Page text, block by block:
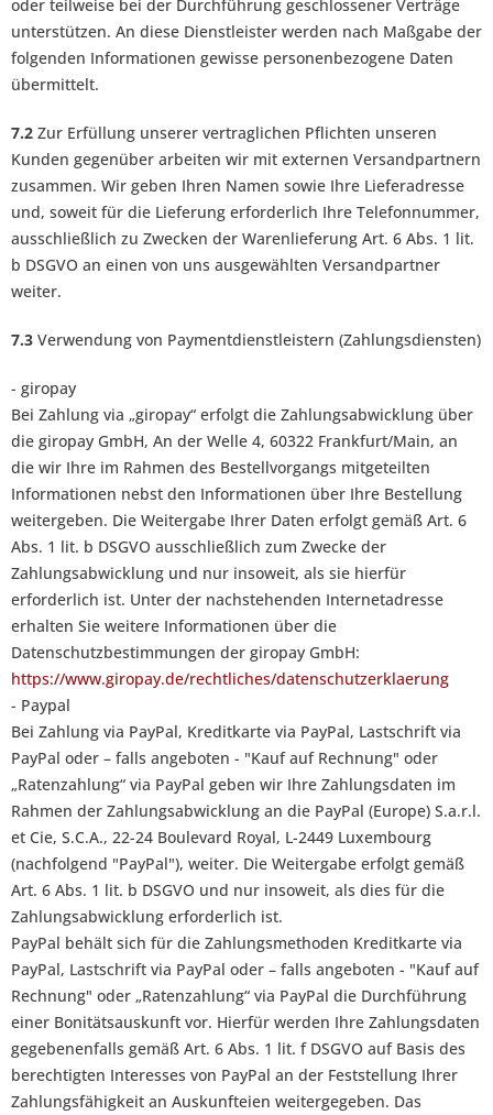
oder teilweise bei der Durchführung geschlossener Verträge
unterstützen. An diese Dienstleister werden nach Maßgabe der
folgenden Informationen gewisse personenbezogene Daten
übermittelt.
7.2 Zur Erfüllung unserer vertraglichen Pflichten unseren
Kunden gegenüber arbeiten wir mit externen Versandpartnern
zusammen. Wir geben Ihren Namen sowie Ihre Lieferadresse
und, soweit für die Lieferung erforderlich Ihre Telefonnummer,
ausschließlich zu Zwecken der Warenlieferung Art. 6 Abs. 1 lit.
b DSGVO an einen von uns ausgewählten Versandpartner
weiter.
7.3 Verwendung von Paymentdienstleistern (Zahlungsdiensten)
- giropay
Bei Zahlung via „giropay“ erfolgt die Zahlungsabwicklung über
die giropay GmbH, An der Welle 4, 60322 Frankfurt/Main, an
die wir Ihre im Rahmen des Bestellvorgangs mitgeteilten
Informationen nebst den Informationen über Ihre Bestellung
weitergeben. Die Weitergabe Ihrer Daten erfolgt gemäß Art. 6
Abs. 1 lit. b DSGVO ausschließlich zum Zwecke der
Zahlungsabwicklung und nur insoweit, als sie hierfür
erforderlich ist. Unter der nachstehenden Internetadresse
erhalten Sie weitere Informationen über die
Datenschutzbestimmungen der giropay GmbH:
https://www.giropay.de/rechtliches/datenschutzerklaerung
- Paypal
Bei Zahlung via PayPal, Kreditkarte via PayPal, Lastschrift via
PayPal oder – falls angeboten - "Kauf auf Rechnung" oder
„Ratenzahlung“ via PayPal geben wir Ihre Zahlungsdaten im
Rahmen der Zahlungsabwicklung an die PayPal (Europe) S.a.r.l.
et Cie, S.C.A., 22-24 Boulevard Royal, L-2449 Luxembourg
(nachfolgend "PayPal"), weiter. Die Weitergabe erfolgt gemäß
Art. 6 Abs. 1 lit. b DSGVO und nur insoweit, als dies für die
Zahlungsabwicklung erforderlich ist.
PayPal behält sich für die Zahlungsmethoden Kreditkarte via
PayPal, Lastschrift via PayPal oder – falls angeboten - "Kauf auf
Rechnung" oder „Ratenzahlung“ via PayPal die Durchführung
einer Bonitätsauskunft vor. Hierfür werden Ihre Zahlungsdaten
gegebenenfalls gemäß Art. 6 Abs. 1 lit. f DSGVO auf Basis des
berechtigten Interesses von PayPal an der Feststellung Ihrer
Zahlungsfähigkeit an Auskunfteien weitergegeben. Das